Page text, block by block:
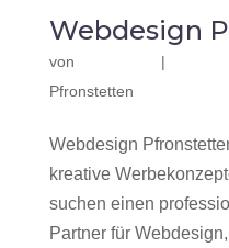
Webdesign
von |
Pfronstetten
Webdesign
kreative
suchen einen
Partner für